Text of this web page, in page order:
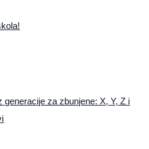
generacije za zbunjene: X, Y, Z i